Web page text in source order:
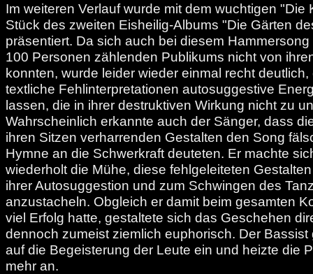
Im weiteren Verlauf wurde mit dem wuchtigen "Die
Stück des zweiten Eisheilig-Albums "Die Gärten
präsentiert. Da sich auch bei diesem
100 Personen zählenden Publikums nicht von
konnten, wurde leider wieder einmal recht
textliche Fehlinterpretationen autosuggestive
lassen, die in ihrer destruktiven Wirkung nicht zu
Wahrscheinlich erkannte auch der Sänger, dass
ihren Sitzen verharrenden Gestalten den Song
Hymne an die Schwerkraft deuteten. Er machte
wiederholt die Mühe, diese fehlgeleiteten
ihrer Autosuggestion und zum Schwingen des
anzustacheln. Obgleich er damit beim gesamten
viel Erfolg hatte, gestaltete sich das Geschehen
dennoch zumeist ziemlich euphorisch. Der Bassist
auf die Begeisterung der Leute ein und heizte die
mehr an.